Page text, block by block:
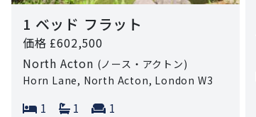
1 ベッド フラット
価格 £602,500
North Acton (ノース・アクトン)
Horn Lane, North Acton, London W3
Bedrooms:
1 Bathrooms:
1 Reception rooms:
1